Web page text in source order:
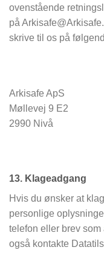
ovenstående
på
skrive til os på
Arkisafe ApS
Møllevej 9 E2
2990 Nivå
13. Klageadgang
Hvis du ønsker at
personlige
telefon eller brev som
også kontakte